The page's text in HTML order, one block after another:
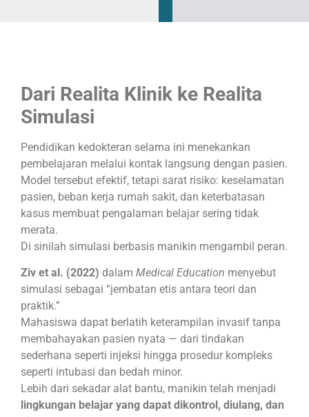
Dari Realita Klinik ke Realita
Simulasi
Pendidikan kedokteran selama ini menekankan
pembelajaran melalui kontak langsung dengan pasien.
Model tersebut efektif, tetapi sarat risiko: keselamatan
pasien, beban kerja rumah sakit, dan keterbatasan
kasus membuat pengalaman belajar sering tidak
merata.
Di sinilah simulasi berbasis manikin mengambil peran.
Ziv et al. (2022) dalam Medical Education menyebut
simulasi sebagai “jembatan etis antara teori dan
praktik.”
Mahasiswa dapat berlatih keterampilan invasif tanpa
membahayakan pasien nyata — dari tindakan
sederhana seperti injeksi hingga prosedur kompleks
seperti intubasi dan bedah minor.
Lebih dari sekadar alat bantu, manikin telah menjadi
lingkungan belajar yang dapat dikontrol, diulang, dan